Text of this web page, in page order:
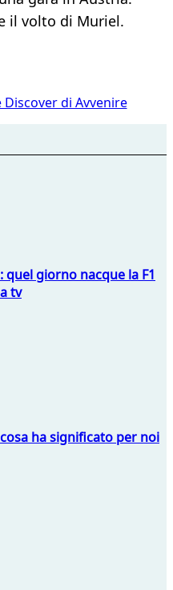
il volto di Muriel.
di Avvenire
giorno nacque la F1
tv
ha significato per noi